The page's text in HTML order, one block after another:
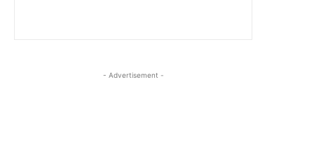
- Advertisement -